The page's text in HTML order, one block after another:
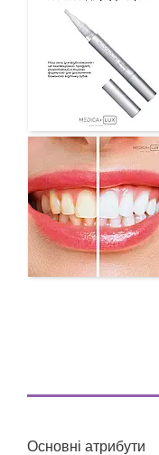
Основні атрибути